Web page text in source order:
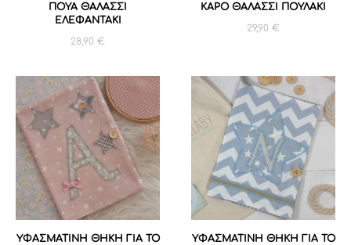
ΠΟΥΑ ΘΑΛΑΣΣΙ
ΕΛΕΦΑΝΤΑΚΙ
28,90 €
ΚΑΡΟ ΘΑΛΑΣΣΙ ΠΟΥΛΑΚΙ
29,90 €
ΥΦΑΣΜΑΤΙΝΗ ΘΗΚΗ ΓΙΑ ΤΟ
ΥΦΑΣΜΑΤΙΝΗ ΘΗΚΗ ΓΙΑ ΤΟ